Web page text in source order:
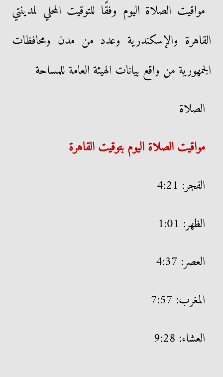
مواقيت الصلاة اليوم وفقًا للتوقيت المحلي لمدينتي
القاهرة والإسكندرية وعدد من مدن ومحافظات
الجمهورية من واقع بيانات الهيئة العامة للمساحة
الصلاة
مواقيت الصلاة اليوم بتوقيت القاهرة
الفجر: 4:21
الظهر: 1:01
العصر: 4:37
المغرب: 7:57
العشاء: 9:28